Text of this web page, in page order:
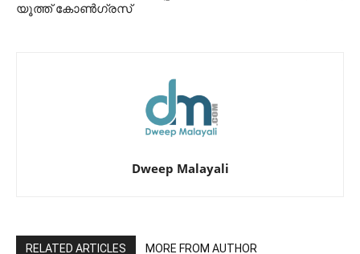
യൂത്ത് കോൺഗ്രസ്
Dweep Malayali
RELATED ARTICLES MORE FROM AUTHOR